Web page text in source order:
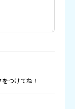
つけてね！